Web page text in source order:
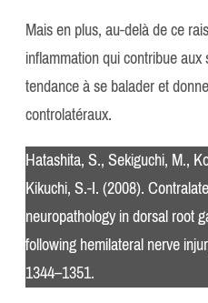
Mais en plus, au-delà de ce
inflammation qui contribue
tendance à se balader et
controlatéraux.
Hatashita, S., Sekiguchi, M.,
Kikuchi, S.-I. (2008).
neuropathology in dorsal root
following hemilateral nerve
1344–1351.